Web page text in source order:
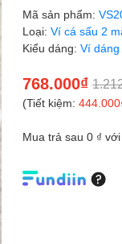
Mã sản phẩm:
Loại:Ví cá sấu 2
Kiểu dáng:Ví
768.000₫
(Tiết kiệm:
Mua trả sau 0 ₫ với